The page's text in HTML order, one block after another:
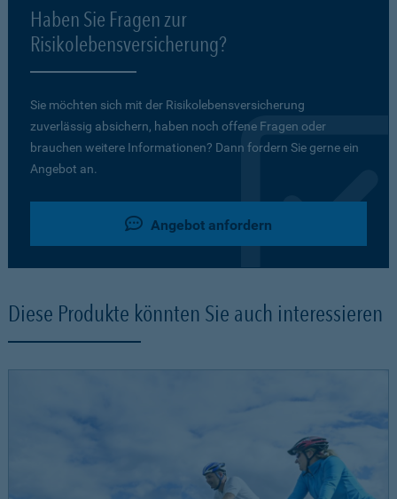
Haben Sie Fragen zur
Risikolebensversicherung?
Sie möchten sich mit der Risikolebensversicherung
zuverlässig absichern, haben noch offene Fragen oder
brauchen weitere Informationen? Dann fordern Sie gerne ein
Angebot an.
Angebot anfordern
Diese Produkte könnten Sie auch interessieren